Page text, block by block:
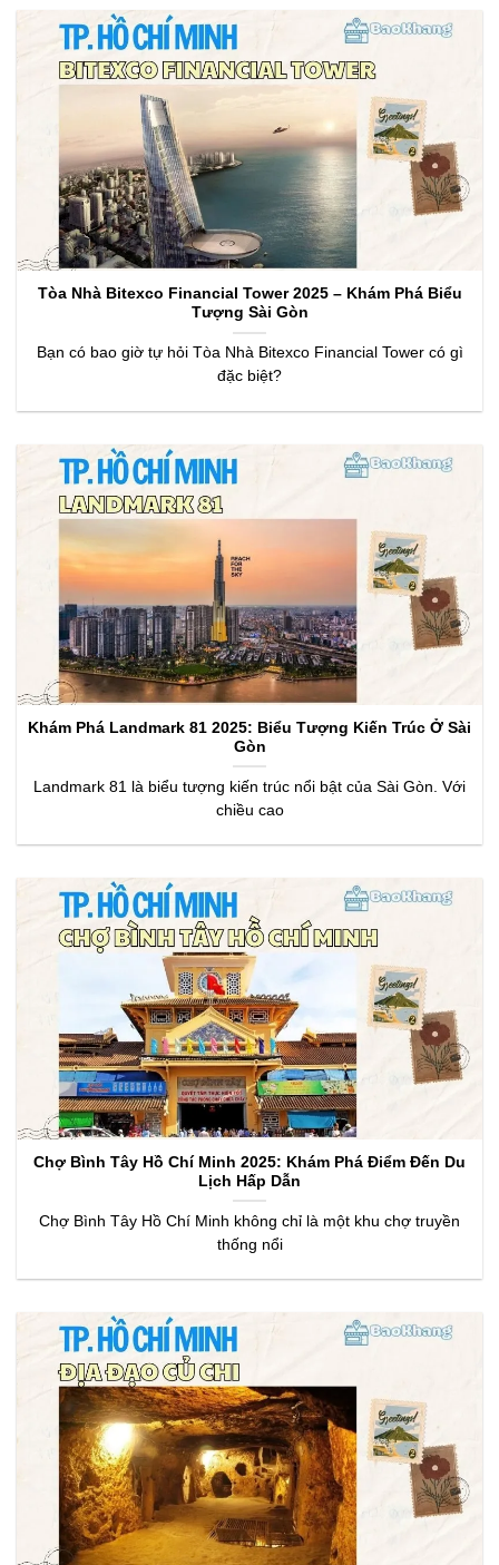
Tòa Nhà Bitexco Financial Tower 2025 – Khám Phá Biểu
Tượng Sài Gòn
Bạn có bao giờ tự hỏi Tòa Nhà Bitexco Financial Tower có gì
đặc biệt?
Khám Phá Landmark 81 2025: Biểu Tượng Kiến Trúc Ở Sài
Gòn
Landmark 81 là biểu tượng kiến trúc nổi bật của Sài Gòn. Với
chiều cao
Chợ Bình Tây Hồ Chí Minh 2025: Khám Phá Điểm Đến Du
Lịch Hấp Dẫn
Chợ Bình Tây Hồ Chí Minh không chỉ là một khu chợ truyền
thống nổi